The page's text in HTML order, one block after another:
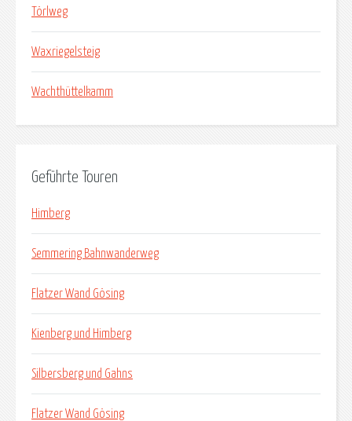
Törlweg
Waxriegelsteig
Wachthüttelkamm
Geführte Touren
Himberg
Semmering Bahnwanderweg
Flatzer Wand Gösing
Kienberg und Himberg
Silbersberg und Gahns
Flatzer Wand Gösing